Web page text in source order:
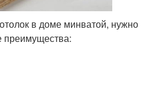
в доме минватой, нужно
преимущества: